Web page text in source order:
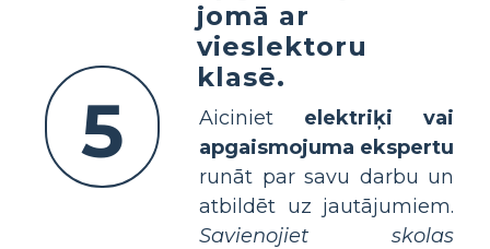
5
jomā ar
vieslektoru
klasē.
Aiciniet elektriķi vai
apgaismojuma ekspertu
runāt par savu darbu un
atbildēt uz jautājumiem.
Savienojiet skolas